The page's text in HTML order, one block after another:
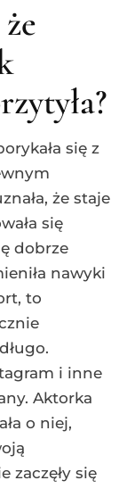
się z
że staje
się
dobrze
nawyki
to
i inne
Aktorka
o niej,
zaczęły się